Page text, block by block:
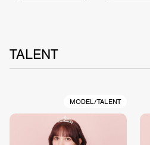
TALENT
MODEL/TALENT